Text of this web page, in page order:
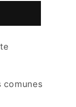
comunes